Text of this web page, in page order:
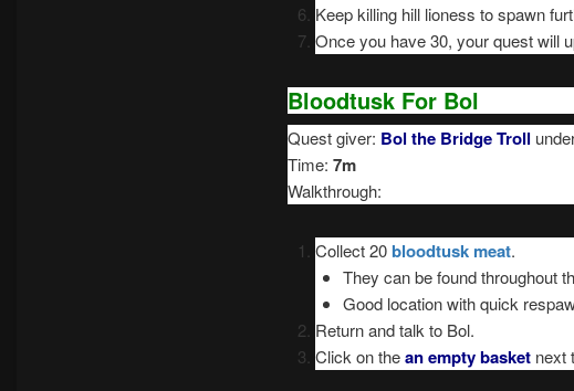
Keep killing hill lioness to spawn
Once you have 30, your quest will
Bloodtusk For Bol
Quest giver: Bol the Bridge Troll
Time: 7m
Walkthrough:
Collect 20bloodtusk meat.
They can be found throughout
Good location with quick
Return and talk to Bol.
Click on thean empty basket next